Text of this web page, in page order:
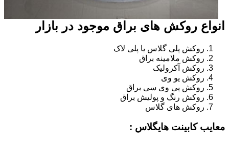
انواع روکش های براق موجود در بازار
روکش پلی گلاس یا پلی لاک
روکش ملامینه براق
روکش آکرولیک
روکش یو وی
روکش پی وی سی براق
روکش رنگ و پولیش براق
روکش های گلاس
معایب کابینت هایگلاس :